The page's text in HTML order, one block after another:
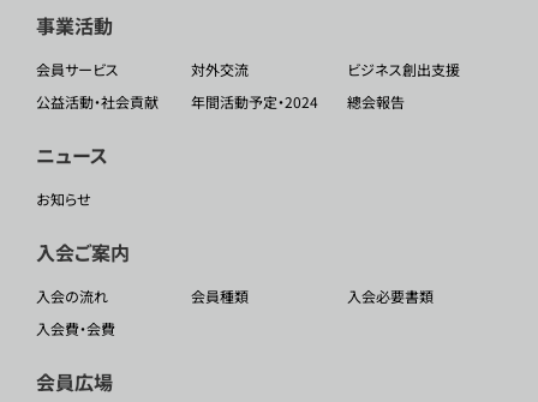
事業活動
会員サービス 対外交流
ビジネス創出支援
公益活動・社会貢献
年間活動予定・2024 總会報告
ニュース
お知らせ
入会ご案内
入会の流れ 会員種類
入会必要書類
入会費・会費
会員広場